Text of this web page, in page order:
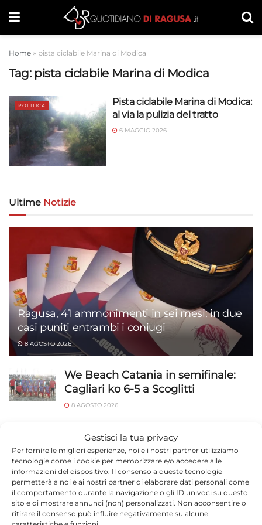
Gestisci la tua privacy
Per fornire le migliori esperienze, noi e i nostri partner utilizziamo
tecnologie come i cookie per memorizzare e/o accedere alle
informazioni del dispositivo. Il consenso a queste tecnologie
permetterà a noi e ai nostri partner di elaborare dati personali come
il comportamento durante la navigazione o gli ID univoci su questo
sito e di mostrare annunci (non) personalizzati. Non acconsentire o
ritirare il consenso può influire negativamente su alcune
Home » pista ciclabile Marina di Modica
Tag: pista ciclabile Marina di Modica
POLITICA
Pista ciclabile Marina di Modica:
al via la pulizia del tratto
6 MAGGIO 2026
Ultime Notizie
Ragusa, 41 ammonimenti in sei mesi: in due
casi puniti entrambi i coniugi
8 AGOSTO 2026
We Beach Catania in semifinale:
Cagliari ko 6-5 a Scoglitti
8 AGOSTO 2026
spazio aereo: arrivi sospesi
8 AGOSTO 2026
Ragusa, visite specialistiche in
attesa: dal 10 agosto il Percorso di
tutela si chiede online